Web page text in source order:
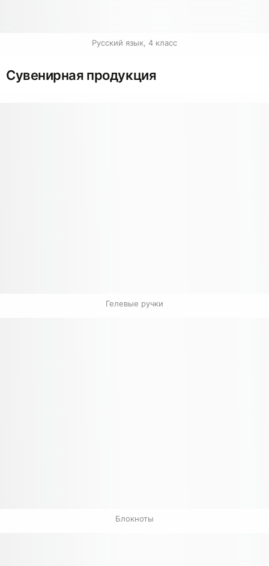
Русский язык, 4 класс
Сувенирная продукция
Гелевые ручки
Блокноты